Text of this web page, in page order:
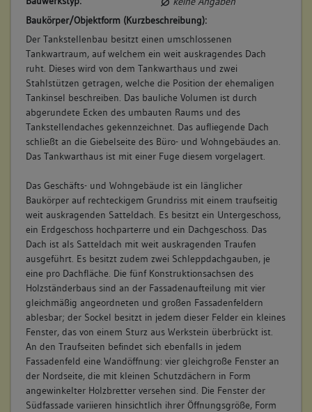
Baukörper/Objektform (Kurzbeschreibung):
Der Tankstellenbau besitzt einen umschlossenen
Tankwartraum, auf welchem ein weit auskragendes Dach
ruht. Dieses wird von dem Tankwarthaus und zwei
Stahlstützen getragen, welche die Position der ehemaligen
Tankinsel beschreiben. Das bauliche Volumen ist durch
abgerundete Ecken des umbauten Raums und des
Tankstellendaches gekennzeichnet. Das aufliegende Dach
schließt an die Giebelseite des Büro- und Wohngebäudes an.
Das Tankwarthaus ist mit einer Fuge diesem vorgelagert.
Das Geschäfts- und Wohngebäude ist ein länglicher
Baukörper auf rechteckigem Grundriss mit einem traufseitig
weit auskragenden Satteldach. Es besitzt ein Untergeschoss,
ein Erdgeschoss hochparterre und ein Dachgeschoss. Das
Dach ist als Satteldach mit weit auskragenden Traufen
ausgeführt. Es besitzt zudem zwei Schleppdachgauben, je
eine pro Dachfläche. Die fünf Konstruktionsachsen des
Holzständerbaus sind an der Fassadenaufteilung mit vier
gleichmäßig angeordneten und großen Fassadenfeldern
ablesbar; der Sockel besitzt in jedem dieser Felder ein kleines
Fenster, das von einem Sturz aus Werkstein überbrückt ist.
An den Traufseiten befindet sich ebenfalls in jedem
Fassadenfeld eine Wandöffnung: vier gleichgroße Fenster an
der Nordseite, die mit kleinen Schutzdächern in Form
angewinkelter Holzbretter versehen sind. Die Fenster der
Südfassade variieren hinsichtlich ihrer Öffnungsgröße, Form